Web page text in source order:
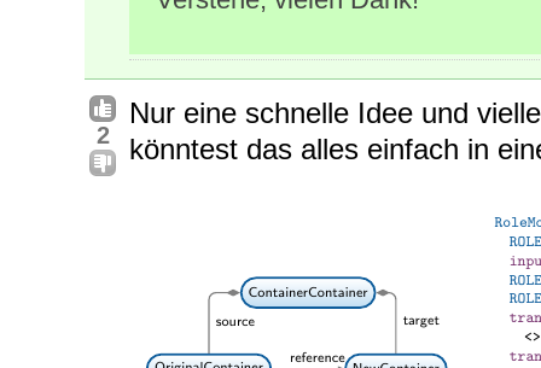
2
Nur eine schnelle Idee und
könntest das alles einfach in